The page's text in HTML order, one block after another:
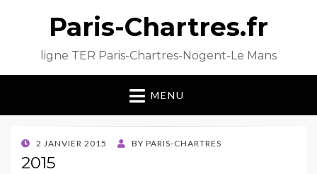
Paris-Chartres.fr
ligne TER Paris-Chartres-Nogent-Le Mans
MENU
POSTED
ON
2 JANVIER 2015 BY PARIS-CHARTRES
2015